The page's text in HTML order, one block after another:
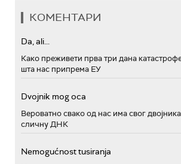
КОМЕНТАРИ
Da, ali...
Како преживети прва три дана
шта нас припрема ЕУ
Dvojnik mog oca
Вероватно свако од нас има свог
сличну ДНК
Nemogućnost tusiranja